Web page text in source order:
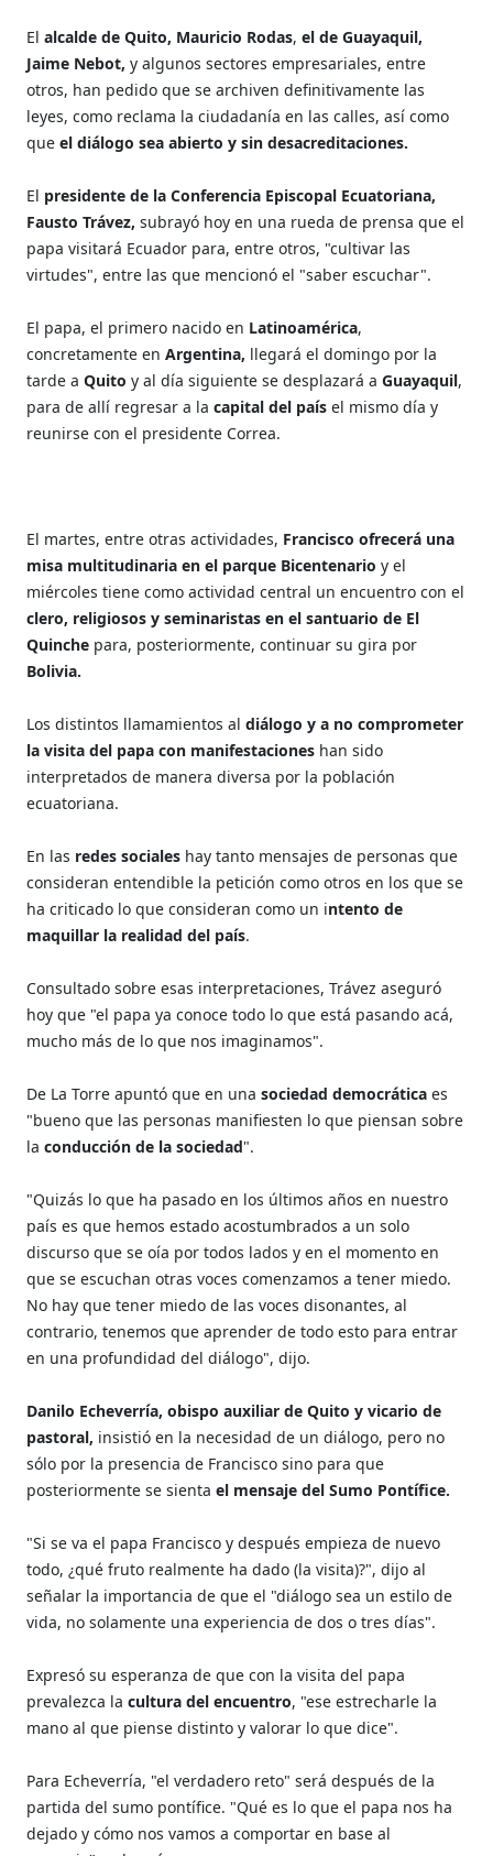
Elalcalde de Quito, Mauricio Rodas,el de Guayaquil,
Jaime Nebot, y algunos sectores empresariales, entre
otros, han pedido que se archiven definitivamente las
leyes, como reclama la ciudadanía en las calles, así como
que el diálogo sea abierto y sin desacreditaciones.
El presidente de la Conferencia Episcopal Ecuatoriana,
Fausto Trávez,subrayó hoy en una rueda de prensa que el
papa visitará Ecuador para, entre otros, "cultivar las
virtudes", entre las que mencionó el "saber escuchar".
El papa, el primero nacido en Latinoamérica,
concretamente enArgentina, llegará el domingo por la
tarde a Quitoy al día siguiente se desplazará aGuayaquil,
para de allí regresar a lacapital del paísel mismo día y
reunirse con el presidente Correa.
El martes, entre otras actividades, Francisco ofrecerá una
misa multitudinaria en el parque Bicentenarioy el
miércoles tiene como actividad central un encuentro con el
clero, religiosos y seminaristas en el santuario de El
Quinche para, posteriormente, continuar su gira por
Bolivia.
Los distintos llamamientos aldiálogo y a no comprometer
la visita del papa con manifestaciones han sido
interpretados de manera diversa por la población
ecuatoriana.
En las redes sociales hay tanto mensajes de personas que
consideran entendible la petición como otros en los que se
ha criticado lo que consideran como un intento de
maquillar la realidad del país.
Consultado sobre esas interpretaciones, Trávez aseguró
hoy que "el papa ya conoce todo lo que está pasando acá,
mucho más de lo que nos imaginamos".
De La Torre apuntó que en unasociedad democrática es
"bueno que las personas manifiesten lo que piensan sobre
laconducción de la sociedad".
"Quizás lo que ha pasado en los últimos años en nuestro
país es que hemos estado acostumbrados a un solo
discurso que se oía por todos lados y en el momento en
que se escuchan otras voces comenzamos a tener miedo.
No hay que tener miedo de las voces disonantes, al
contrario, tenemos que aprender de todo esto para entrar
en una profundidad del diálogo", dijo.
Danilo Echeverría, obispo auxiliar de Quito y vicario de
pastoral, insistió en la necesidad de un diálogo, pero no
sólo por la presencia de Francisco sino para que
posteriormente se sientael mensaje del Sumo Pontífice.
"Si se va el papa Francisco y después empieza de nuevo
todo, ¿qué fruto realmente ha dado (la visita)?", dijo al
señalar la importancia de que el "diálogo sea un estilo de
vida, no solamente una experiencia de dos o tres días".
Expresó su esperanza de que con la visita del papa
prevalezca lacultura del encuentro, "ese estrecharle la
mano al que piense distinto y valorar lo que dice".
Para Echeverría, "el verdadero reto" será después de la
partida del sumo pontífice. "Qué es lo que el papa nos ha
dejado y cómo nos vamos a comportar en base al